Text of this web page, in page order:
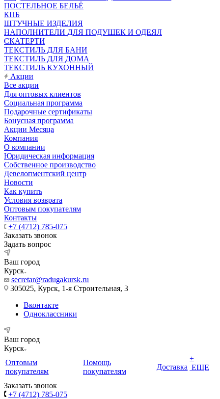
ПОСТЕЛЬНОЕ БЕЛЬЁ
КПБ
ШТУЧНЫЕ ИЗДЕЛИЯ
НАПОЛНИТЕЛИ ДЛЯ ПОДУШЕК И ОДЕЯЛ
СКАТЕРТИ
ТЕКСТИЛЬ ДЛЯ БАНИ
ТЕКСТИЛЬ ДЛЯ ДОМА
ТЕКСТИЛЬ КУХОННЫЙ
Акции
Все акции
Для оптовых клиентов
Социальная программа
Подарочные сертификаты
Бонусная программа
Акции Месяца
Компания
О компании
Юридическая информация
Собственное производство
Девелопментский центр
Новости
Как купить
Условия возврата
Оптовым покупателям
Контакты
+7 (4712) 785-075
Заказать звонок
Задать вопрос
Ваш город
Курск
secretar@radugakursk.ru
305025, Курск, 1-я Строительная, 3
Вконтакте
Одноклассники
Ваш город
Курск
Оптовым
покупателям
Помощь
покупателям
Доставка
+
ЕЩЕ
Заказать звонок
+7 (4712) 785-075